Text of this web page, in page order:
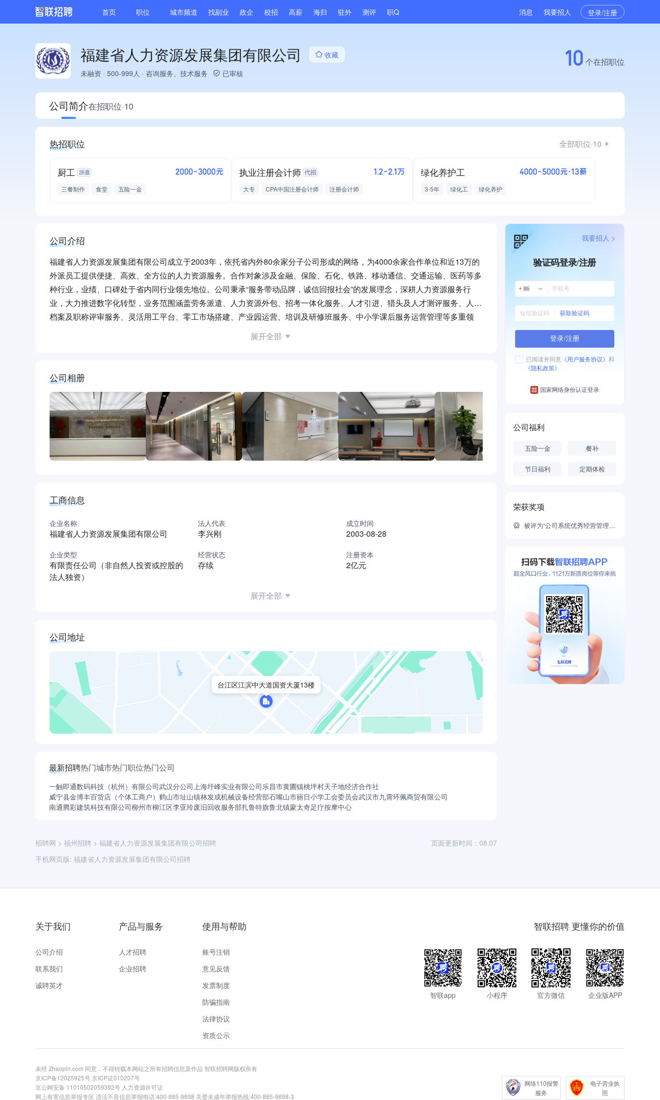
首页 职位 城市频道 找副业 政企 校招 高薪 海归 驻外 测评 职Q 消息 我要招人 登录/注册
福建省人力资源发展集团有限公司
收藏
未融资 · 500-999人 · 咨询服务、技术服务 已审核
10 个在招职位
公司简介在招职位·10
热招职位 全部职位·10
厨工 2000-3000元
三餐制作 食堂 五险一金
执业注册会计师 1.2-2.1万
大专 CPA中国注册会计师 注册会计师
绿化养护工 4000-5000元·13薪
3-5年 绿化工 绿化养护
公司介绍
福建省人力资源发展集团有限公司成立于2003年，依托省内外80余家分子公司形成的网络，为4000余家合作单位和近13万的
外派员工提供便捷、高效、全方位的人力资源服务。合作对象涉及金融、保险、石化、铁路、移动通信、交通运输、医药等多
种行业，业绩、口碑处于省内同行业领先地位。公司秉承“服务带动品牌，诚信回报社会”的发展理念，深耕人力资源服务行
业，大力推进数字化转型，业务范围涵盖劳务派遣、人力资源外包、招考一体化服务、人才引进、猎头及人才测评服务、人事
档案及职称评审服务、灵活用工平台、零工市场搭建、产业园运营、培训及研修班服务、中小学课后服务运营管理等多重领
展开全部
公司相册
工商信息
企业名称
福建省人力资源发展集团有限公司
法人代表
李兴刚
成立时间
2003-08-28
企业类型
有限责任公司（非自然人投资或控股的
法人独资）
经营状态
存续
注册资本
2亿元
展开全部
公司地址
台江区江滨中大道国资大厦13楼
最新招聘热门城市热门职位热门公司
一触即通数码科技（杭州）有限公司武汉分公司上海圩峰实业有限公司乐昌市黄圃镇桃坪村天子地经济合作社
威宁县金博丰百货店（个体工商户） 鹤山市址山镇林发成机械设备经营部石嘴山市丽日小学工会委员会武汉市九霄环佩商贸有限公司
南通腾彩建筑科技有限公司柳州市柳江区李亚玲废旧回收服务部扎鲁特旗鲁北镇蒙太奇足疗按摩中心
招聘网 > 福州招聘 > 福建省人力资源发展集团有限公司招聘
手机网页版: 福建省人力资源发展集团有限公司招聘
页面更新时间：08.07
验证码登录/注册
+ 86
获取验证码
登录/注册
已阅读并同意 《用户服务协议》 和
《隐私政策》
国家网络身份认证登录
我要招人 >
公司福利
五险一金 餐补
节日福利 定期体检
荣获奖项
被评为“公司系统优秀经营管理企业”
关于我们
公司介绍
联系我们
诚聘英才
产品与服务
人才招聘
企业招聘
使用与帮助
账号注销
意见反馈
发票制度
防骗指南
法律协议
资质公示
智联招聘 更懂你的价值
智联app 小程序 官方微信 企业版APP
未经 Zhaopin.com 同意，不得转载本网站之所有招聘信息及作品 智联招聘网版权所有
京ICP备12025925号京ICP证010207号
京公网安备 11010502059392号 人力资源许可证
网上有害信息举报专区 违法不良信息举报电话:400-885-9898 关爱未成年举报热线:400-885-9898-3
网络110报警
服务
电子营业执
照